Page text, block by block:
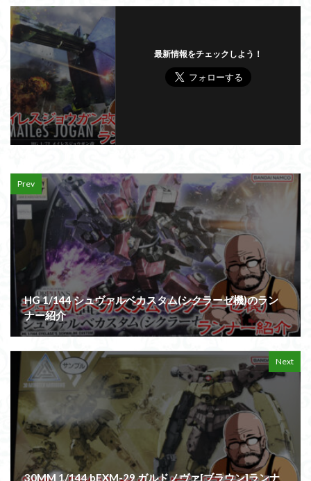
最新情報をチェックしよう！
Prev
HG 1/144 シュヴァルベカスタム(シクラーゼ機)のラン
ナー紹介
Next
30MM 1/144 bEXM-29 ガルドノヴァ[ブラウン]ランナ